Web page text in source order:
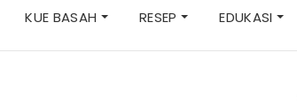
KUE BASAH RESEP EDUKASI